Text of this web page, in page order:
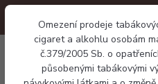
Omezení prodeje
cigaret a alkohlu osobám
č.379/2005 Sb. o
působenými tabákovými